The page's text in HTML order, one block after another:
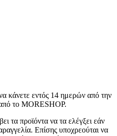
κάνετε εντός 14 ημερών από την
το MORESHOP.
τα προϊόντα να τα ελέγξει εάν
Επίσης υποχρεούται να